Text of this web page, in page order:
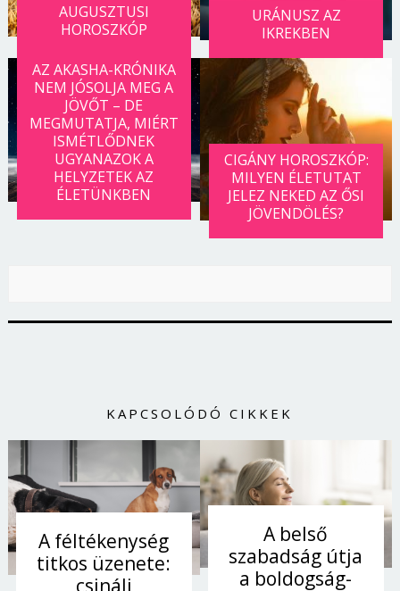
AUGUSZTUSI
HOROSZKÓP
URÁNUSZ AZ
IKREKBEN
AZ AKASHA-KRÓNIKA
NEM JÓSOLJA MEG A
JÖVŐT – DE
MEGMUTATJA, MIÉRT
ISMÉTLŐDNEK
UGYANAZOK A
HELYZETEK AZ
ÉLETÜNKBEN
CIGÁNY HOROSZKÓP:
MILYEN ÉLETUTAT
JELEZ NEKED AZ ŐSI
JÖVENDÖLÉS?
KAPCSOLÓDÓ CIKKEK
A féltékenység
titkos üzenete:
csinálj
A belső
szabadság útja
a boldogság-
Borsonline bejelentkezés
E-mail cím vagy felhasználónév